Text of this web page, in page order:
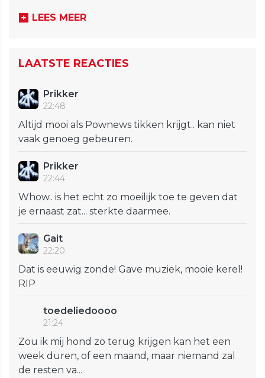
LEES MEER
LAATSTE REACTIES
Prikker
22:48
Altijd mooi als Pownews tikken krijgt.. kan niet
vaak genoeg gebeuren.
Prikker
22:44
Whow.. is het echt zo moeilijk toe te geven dat
je ernaast zat... sterkte daarmee.
Gait
22:20
Dat is eeuwig zonde! Gave muziek, mooie kerel!
RIP
toedeliedoooo
21:24
Zou ik mij hond zo terug krijgen kan het een
week duren, of een maand, maar niemand zal
de resten va...